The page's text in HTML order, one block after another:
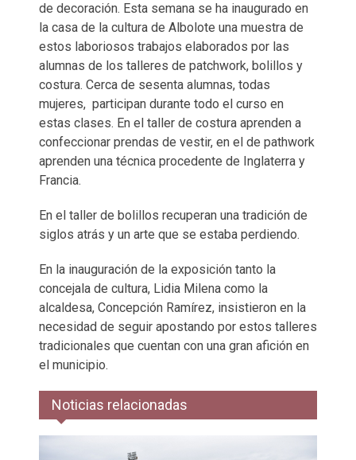
de decoración. Esta semana se ha inaugurado en
la casa de la cultura de Albolote una muestra de
estos laboriosos trabajos elaborados por las
alumnas de los talleres de patchwork, bolillos y
costura. Cerca de sesenta alumnas, todas
mujeres, participan durante todo el curso en
estas clases. En el taller de costura aprenden a
confeccionar prendas de vestir, en el de pathwork
aprenden una técnica procedente de Inglaterra y
Francia.
En el taller de bolillos recuperan una tradición de
siglos atrás y un arte que se estaba perdiendo.
En la inauguración de la exposición tanto la
concejala de cultura, Lidia Milena como la
alcaldesa, Concepción Ramírez, insistieron en la
necesidad de seguir apostando por estos talleres
tradicionales que cuentan con una gran afición en
el municipio.
Noticias relacionadas